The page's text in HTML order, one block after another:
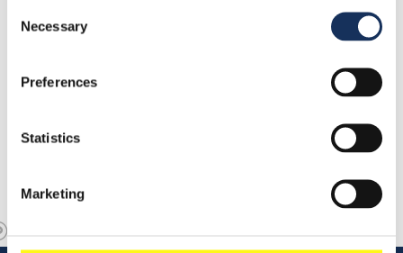
Selection
Necessary
Preferences
Statistics
Marketing